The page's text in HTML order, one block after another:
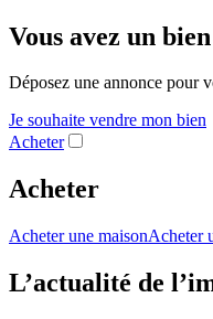
Vous avez un
Déposez une annonce pour
Je souhaite vendre mon bien
Acheter
Acheter
Acheter une maisonAcheter
L’actualité de